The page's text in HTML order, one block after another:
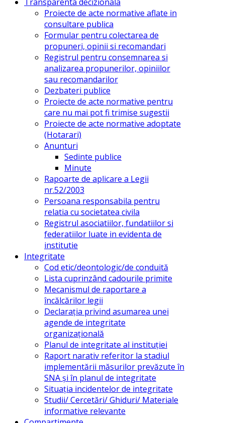
Proiecte de acte normative aflate in
consultare publica
Formular pentru colectarea de
propuneri, opinii si recomandari
Registrul pentru consemnarea si
analizarea propunerilor, opiniilor
sau recomandarilor
Dezbateri publice
Proiecte de acte normative pentru
care nu mai pot fi trimise sugestii
Proiecte de acte normative adoptate
(Hotarari)
Anunturi
Sedinte publice
Minute
Rapoarte de aplicare a Legii
nr.52/2003
Persoana responsabila pentru
relatia cu societatea civila
Registrul asociatiilor, fundatiilor si
federatiilor luate in evidenta de
institutie
Integritate
Cod etic/deontologic/de conduită
Lista cuprinzând cadourile primite
Mecanismul de raportare a
încălcărilor legii
Declarația privind asumarea unei
agende de integritate
organizațională
Planul de integritate al instituției
Raport narativ referitor la stadiul
implementării măsurilor prevăzute în
SNA și în planul de integritate
Situația incidentelor de integritate
Studii/ Cercetări/ Ghiduri/ Materiale
informative relevante